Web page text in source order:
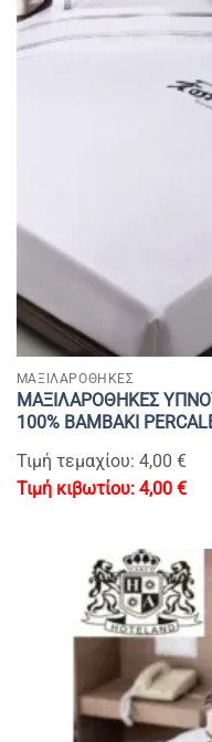
ΜΑΞΙΛΑΡΟΘΗΚΕΣ
ΜΑΞΙΛΑΡΟΘΗΚΕΣ
100% BAMBAKI
Τιμή τεμαχίου: 4,00 €
4,00 €